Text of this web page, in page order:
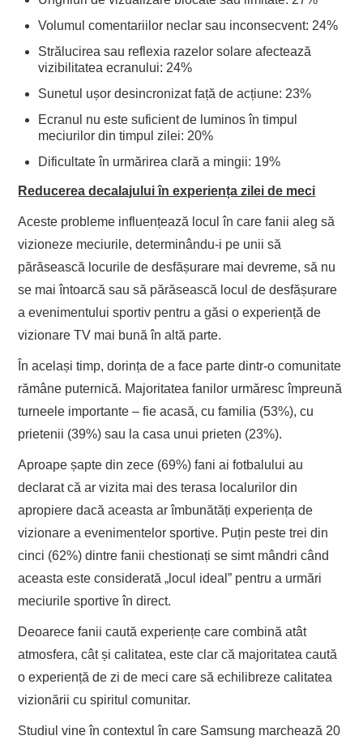
Volumul comentariilor neclar sau inconsecvent: 24%
Strălucirea sau reflexia razelor solare afectează
vizibilitatea ecranului: 24%
Sunetul ușor desincronizat față de acțiune: 23%
Ecranul nu este suficient de luminos în timpul
meciurilor din timpul zilei: 20%
Dificultate în urmărirea clară a mingii: 19%
Reducerea decalajului în experiența zilei de meci
Aceste probleme influențează locul în care fanii aleg să
vizioneze meciurile, determinându-i pe unii să
părăsească locurile de desfășurare mai devreme, să nu
se mai întoarcă sau să părăsească locul de desfășurare
a evenimentului sportiv pentru a găsi o experiență de
vizionare TV mai bună în altă parte.
În același timp, dorința de a face parte dintr-o comunitate
rămâne puternică. Majoritatea fanilor urmăresc împreună
turneele importante – fie acasă, cu familia (53%), cu
prietenii (39%) sau la casa unui prieten (23%).
Aproape șapte din zece (69%) fani ai fotbalului au
declarat că ar vizita mai des terasa localurilor din
apropiere dacă aceasta ar îmbunătăți experiența de
vizionare a evenimentelor sportive. Puțin peste trei din
cinci (62%) dintre fanii chestionați se simt mândri când
aceasta este considerată „locul ideal” pentru a urmări
meciurile sportive în direct.
Deoarece fanii caută experiențe care combină atât
atmosfera, cât și calitatea, este clar că majoritatea caută
o experiență de zi de meci care să echilibreze calitatea
vizionării cu spiritul comunitar.
Studiul vine în contextul în care Samsung marchează 20